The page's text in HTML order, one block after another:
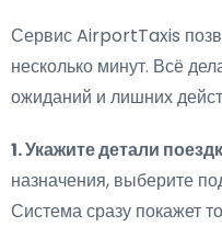
Сервис AirportTaxis
несколько минут. Всё
ожиданий и лишних
1. Укажите детали
назначения, выберите
Система сразу покажет